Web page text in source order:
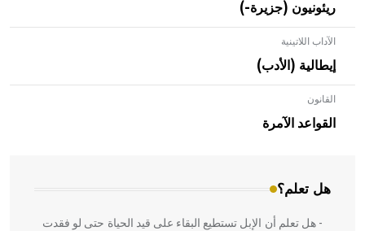
ريئونيون (جزيرة-)
الآداب اللاتينية
إيطالية (الأدب)
القانون
القواعد الآمرة
هل تعلم؟
- هل تعلم أن الأبلق نوع من الفنون الهندسية التي ارتبطت
بالعمارة الإسلامية في بلاد الشام ومصر خاصة، حيث يحرص
المعمار على بناء مداميكه وخاصة في الواجهات
- هل تعلم أن الإبل تستطيع البقاء على قيد الحياة حتى لو فقدت